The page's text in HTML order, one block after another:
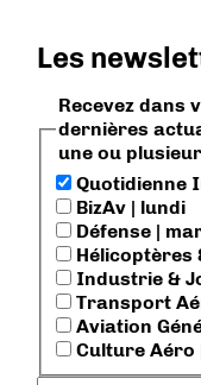
Les
Recevez dans
dernières
une ou
Quotidienne
BizAv | lundi
Défense |
Hélicoptères
Industrie &
Transport
Aviation
Culture Aéro